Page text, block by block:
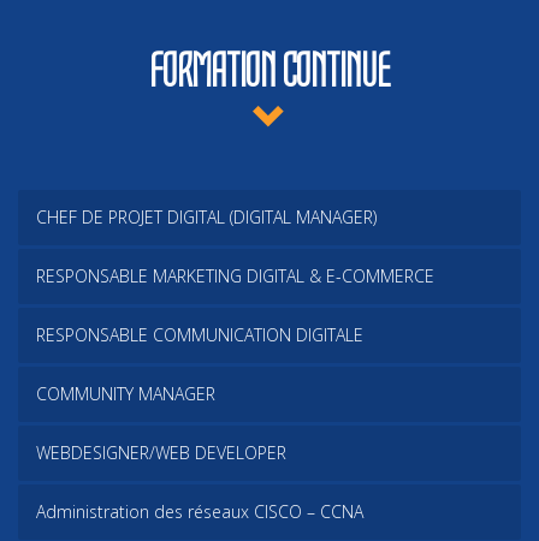
FORMATION CONTINUE
CHEF DE PROJET DIGITAL (DIGITAL MANAGER)
RESPONSABLE MARKETING DIGITAL & E-COMMERCE
RESPONSABLE COMMUNICATION DIGITALE
COMMUNITY MANAGER
WEBDESIGNER/WEB DEVELOPER
Administration des réseaux CISCO – CCNA